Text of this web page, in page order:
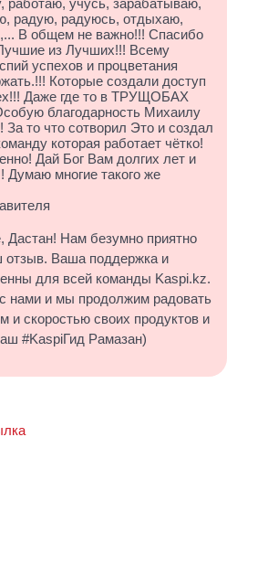
учусь, зарабатываю,
радую, радуюсь, отдыхаю,
В общем не важно!!! Спасибо
из Лучших!!! Всему
успехов и процветания
Которые создали доступ
Даже где то в ТРУЩОБАХ
благодарность Михаилу
За то что сотворил Это и создал
которая работает чётко!
Дай Бог Вам долгих лет и
Думаю многие такого же
Дастан! Нам безумно приятно
отзыв. Ваша поддержка и
для всей команды Kaspi.kz.
нами и мы продолжим радовать
и скоростью своих продуктов и
#KaspiГид Рамазан)